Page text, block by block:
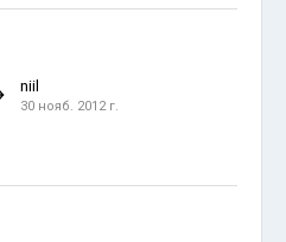
niil
30 нояб. 2012 г.